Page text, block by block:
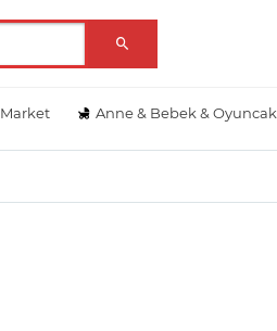
Market Anne & Bebek & Oyuncak